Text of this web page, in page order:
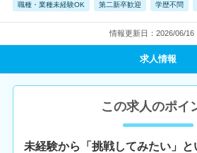
職種・業種未経験OK 第二新卒歓迎 学歴不問
情報更新日：2026/06/16
求人情報
この求人のポイ
未経験から「挑戦してみたい」